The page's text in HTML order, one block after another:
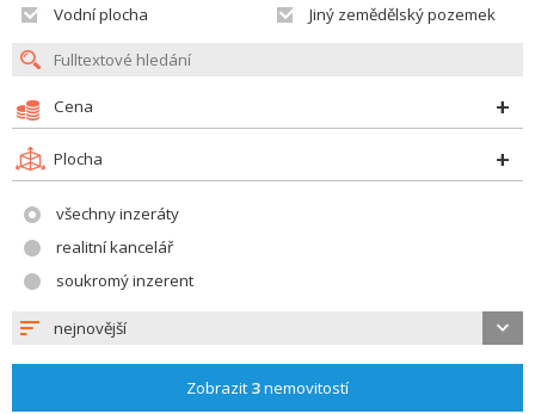
Vodní plocha
Jiný zemědělský pozemek
Cena
Plocha
všechny inzeráty
realitní kancelář
soukromý inzerent
nejnovější
Zobrazit 3nemovitostí